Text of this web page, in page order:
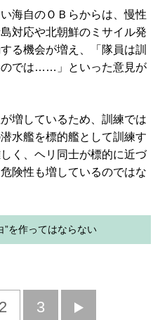
海自のＯＢらからは、慢性
対応や北朝鮮のミサイル発
る機会が増え、「隊員は訓
のでは……」といった意見が
増しているため、訓練では
水艦を標的艦として訓練す
く、ヘリ同士が標的に近づ
険性も増しているのではな
”を作ってはならない
2 3